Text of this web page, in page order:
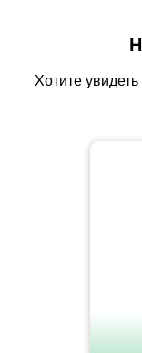
Хотите